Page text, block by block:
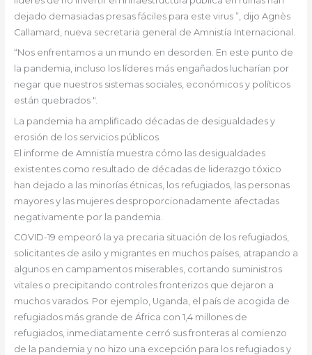
dejado demasiadas presas fáciles para este virus ”, dijo Agnès
Callamard, nueva secretaria general de Amnistía Internacional.
“Nos enfrentamos a un mundo en desorden. En este punto de
la pandemia, incluso los líderes más engañados lucharían por
negar que nuestros sistemas sociales, económicos y políticos
están quebrados ".
La pandemia ha amplificado décadas de desigualdades y
erosión de los servicios públicos
El informe de Amnistía muestra cómo las desigualdades
existentes como resultado de décadas de liderazgo tóxico
han dejado a las minorías étnicas, los refugiados, las personas
mayores y las mujeres desproporcionadamente afectadas
negativamente por la pandemia.
COVID-19 empeoró la ya precaria situación de los refugiados,
solicitantes de asilo y migrantes en muchos países, atrapando a
algunos en campamentos miserables, cortando suministros
vitales o precipitando controles fronterizos que dejaron a
muchos varados. Por ejemplo, Uganda, el país de acogida de
refugiados más grande de África con 1,4 millones de
refugiados, inmediatamente cerró sus fronteras al comienzo
de la pandemia y no hizo una excepción para los refugiados y